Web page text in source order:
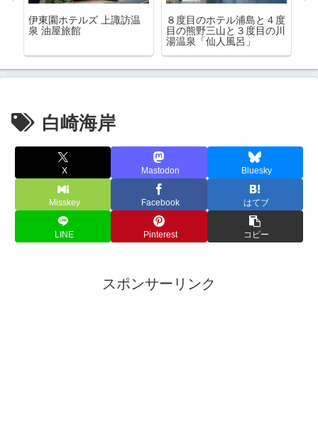
伊東園ホテルズ 上諏訪温
泉 油屋旅館
８度目のホテル浦島と４度
目の熊野三山と３度目の川
湯温泉「仙人風呂」
白崎海岸
X Mastodon Bluesky
Misskey Facebook はてブ
LINE Pinterest コピー
スポンサーリンク